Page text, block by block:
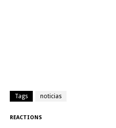
Tags noticias
REACTIONS